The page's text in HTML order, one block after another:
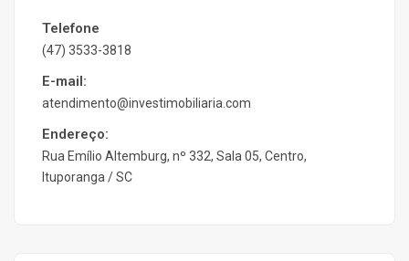
Telefone
(47) 3533-3818
E-mail:
atendimento@investimobiliaria.com
Endereço:
Rua Emílio Altemburg, nº 332, Sala 05, Centro,
Ituporanga / SC